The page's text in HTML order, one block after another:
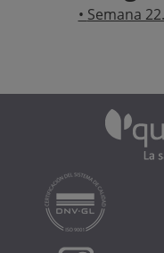
Semana